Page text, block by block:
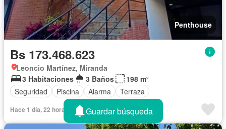
Penthouse
Bs 173.468.623
Leoncio Martínez, Miranda
3 Habitaciones
3 Baños
198 m²
Seguridad
Piscina Alarma Terraza
Hace 1 día, 22 horas Guardar búsqueda